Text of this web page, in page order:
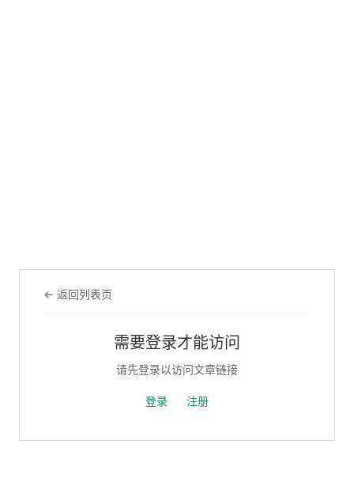
← 返回列表页
需要登录才能访问
请先登录以访问文章链接
登录 注册